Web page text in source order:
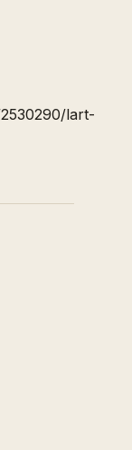
lart-